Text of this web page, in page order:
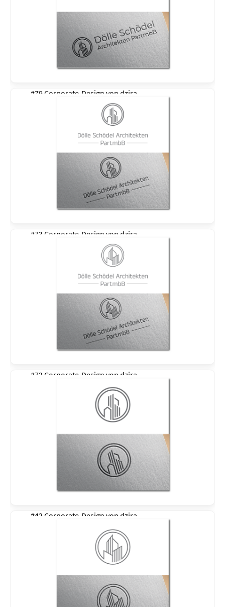
#79 Corporate-Design von dzira
#73 Corporate-Design von dzira
#72 Corporate-Design von dzira
#42 Corporate-Design von dzira